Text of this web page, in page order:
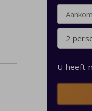
2
U heeft